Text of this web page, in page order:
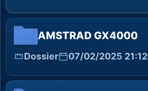
AMSTRAD GX4000
Dossier 07/02/2025 21:12